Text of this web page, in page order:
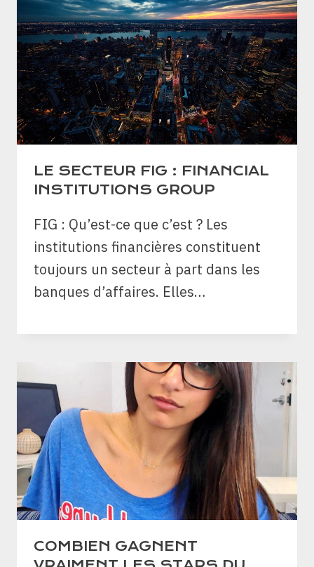
LE SECTEUR FIG : FINANCIAL
INSTITUTIONS GROUP
FIG : Qu’est-ce que c’est ? Les
institutions financières constituent
toujours un secteur à part dans les
banques d’affaires. Elles…
COMBIEN GAGNENT